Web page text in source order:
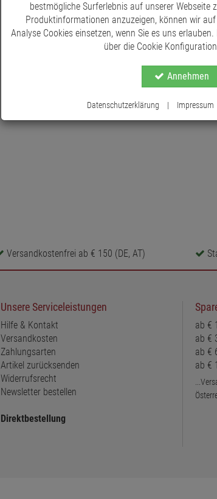
Unsere Schiefer-
nachhaltig. Dank ihrer
organisieren und zu
und verleihen Sie
Versandkostenfrei ab € 150 (DE, AT)
Unsere Serviceleistungen
Hilfe & Kontakt
Versandkosten
Zahlungsarten
Artikel zurücksenden
Widerrufsrecht
Newsletter bestellen
Direktbestellung
ab €
ab €
ab €
ab €
bestmögliche Surferlebnis auf unserer Webseite
Produktinformationen anzuzeigen, können wir
Analyse Cookies einsetzen, wenn Sie es uns
über die Cookie
Annehmen
Datenschutzerklärung | Impressum